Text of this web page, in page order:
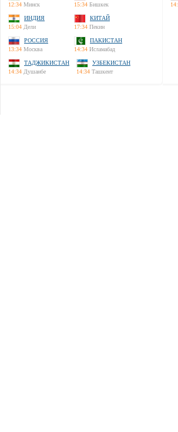
12:34 Минск
15:34 Бишкек
ИНДИЯ
15:04 Дели
КИТАЙ
17:34 Пекин
РОССИЯ
13:34 Москва
ПАКИСТАН
14:34 Исламабад
ТАДЖИКИСТАН
14:34 Душанбе
УЗБЕКИСТАН
14:34 Ташкент